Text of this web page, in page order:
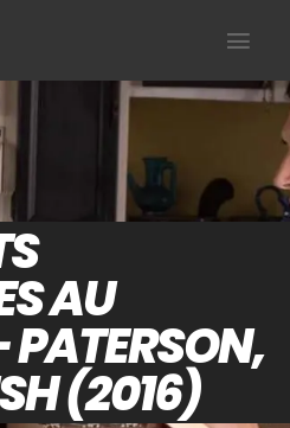
AU
(2016)